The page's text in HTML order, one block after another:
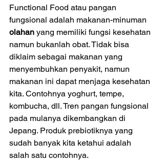
Functional Food atau pangan
fungsional adalah makanan-minuman
olahan yang memiliki fungsi kesehatan
namun bukanlah obat. Tidak bisa
diklaim sebagai makanan yang
menyembuhkan penyakit, namun
makanan ini dapat menjaga kesehatan
kita. Contohnya yoghurt, tempe,
kombucha, dll. Tren pangan fungsional
pada mulanya dikembangkan di
Jepang. Produk prebiotiknya yang
sudah banyak kita ketahui adalah
salah satu contohnya.